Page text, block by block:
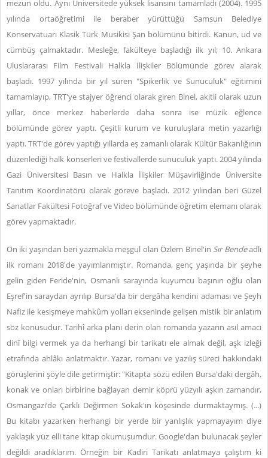
mezun oldu. Aynı Üniversitede yüksek lisansını tamamladı (2004). 1995
yılında ortaöğretimi ile beraber yürüttüğü Samsun Belediye
Konservatuarı Klasik Türk Musikisi Şan bölümünü bitirdi. Kanun, ud ve
cümbüş çalmaktadır. Mesleğe, fakülteye başladığı ilk yıl; 10. Ankara
Uluslararası Film Festivali Halkla İlişkiler Bölümünde görev alarak
başladı. 1997 yılında bir yıl süren "Spikerlik ve Sunuculuk" eğitimini
tamamlayıp, TRT'ye stajyer öğrenci olarak giren Binel, akitli olarak uzun
yıllar, önce merkez haberlerde daha sonra ise müzik eğlence
bölümünde görev yaptı. Çeşitli kurum ve kuruluşlara metin yazarlığı
yaptı. TRT'de görev yaptığı yıllarda eş zamanlı olarak Kültür Bakanlığının
düzenlediği halk konserleri ve festivallerde sunuculuk yaptı. 2004 yılında
Gazi Üniversitesi Basın ve Halkla İlişkiler Müşavirliğinde Üniversite
Tanıtım Koordinatörü olarak göreve başladı. 2012 yılından beri Güzel
Sanatlar Fakültesi Fotoğraf ve Video bölümünde öğretim elemanı olarak
görev yapmaktadır.
On iki yaşından beri yazmakla meşgul olan Özlem Binel'in Sır Bendeadlı
ilk romanı 2018'de yayımlanmıştır. Romanda, genç yaşında bir şeyhe
gelin giden Feride'nin, Osmanlı sarayında kuyumcu başının oğlu olan
Eşref'in saraydan ayrılıp Bursa'da bir dergâha kendini adaması ve Şeyh
Nafiz ile kesişmeye mahkûm yolları ekseninde gelişen mistik bir anlatım
söz konusudur. Tarihî arka planı derin olan romanda yazarın asıl amacı
dinî bilgi vermek ya da herhangi bir tarikatı ele almak değil, aşk izleği
etrafında ahlâkı anlatmaktır. Yazar, romanı ve yazılış süreci hakkındaki
görüşlerini şöyle dile getirmiştir: "Kitapta sözü edilen Bursa'daki dergâh,
konak ve onları birbirine bağlayan demir köprü yüzyılı aşkın zamandır,
Osmangazi’de Çarklı Değirmen Sokak'ın köşesinde durmaktaymış. (...)
Bu kitabı yazarken herhangi bir yerde bir yanlışlık yapmayayım diye
yaklaşık yüz elli tane kitap okumuşumdur. Google'dan bulunacak şeyler
değildi aradıklarım. Örneğin bir Kadiri Tarikatı anlatmaya çalıştım ki